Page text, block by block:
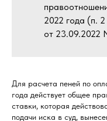
2022 года (п.
от 23.09.2022
Для расчета пеней по
года действует общее
ставки, которая
подачи иска в суд,